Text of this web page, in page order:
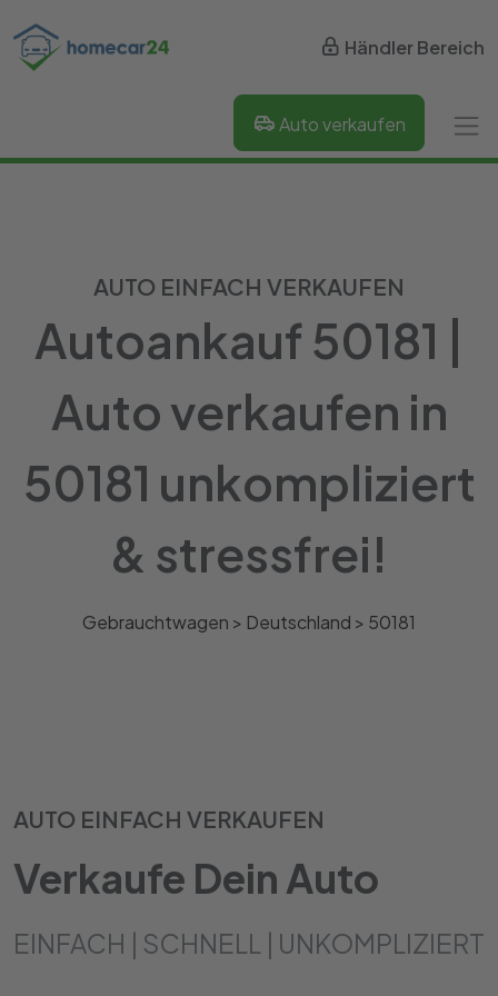
Händler Bereich
Auto verkaufen
AUTO EINFACH VERKAUFEN
Autoankauf 50181 |
Auto verkaufen in
50181 unkompliziert
& stressfrei!
Gebrauchtwagen > Deutschland > 50181
AUTO EINFACH VERKAUFEN
Verkaufe Dein Auto
EINFACH | SCHNELL | UNKOMPLIZIERT